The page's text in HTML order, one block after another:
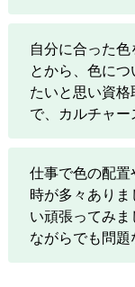
自分に合った
とから、色に
たいと思い資
で、カルチャー
仕事で色の配
時が多々あり
い頑張ってみ
ながらでも問題